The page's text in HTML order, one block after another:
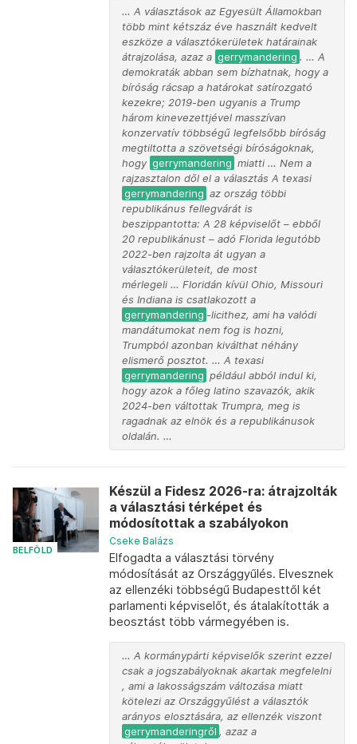
… A választások az Egyesült Államokban
több mint kétszáz éve használt kedvelt
eszköze a választókerületek határainak
átrajzolása, azaz a gerrymandering . … A
demokraták abban sem bízhatnak, hogy a
bíróság rácsap a határokat satírozgató
kezekre; 2019-ben ugyanis a Trump
három kinevezettjével masszívan
konzervatív többségű legfelsőbb bíróság
megtiltotta a szövetségi bíróságoknak,
hogy gerrymandering miatti … Nem a
rajzasztalon dől el a választás A texasi
gerrymandering az ország többi
republikánus fellegvárát is
beszippantotta: A 28 képviselőt – ebből
20 republikánust – adó Florida legutóbb
2022-ben rajzolta át ugyan a
választókerületeit, de most
mérlegeli … Floridán kívül Ohio, Missouri
és Indiana is csatlakozott a
gerrymandering -licithez, ami ha valódi
mandátumokat nem fog is hozni,
Trumpból azonban kiválthat néhány
elismerő posztot. … A texasi
gerrymandering például abból indul ki,
hogy azok a főleg latino szavazók, akik
2024-ben váltottak Trumpra, meg is
ragadnak az elnök és a republikánusok
oldalán. …
BELFÖLD
Készül a Fidesz 2026-ra: átrajzolták
a választási térképet és
módosítottak a szabályokon
Cseke Balázs
Elfogadta a választási törvény
módosítását az Országgyűlés. Elvesznek
az ellenzéki többségű Budapesttől két
parlamenti képviselőt, és átalakították a
beosztást több vármegyében is.
… A kormánypárti képviselők szerint ezzel
csak a jogszabályoknak akartak megfelelni
, ami a lakosságszám változása miatt
kötelezi az Országgyűlést a választók
arányos elosztására, az ellenzék viszont
gerrymanderingről , azaz a